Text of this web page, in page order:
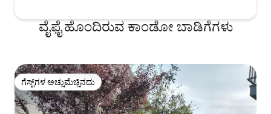
ವೈಫೈ ಹೊಂದಿರುವ ಕಾಂಡೋ ಬಾಡಿಗೆಗಳು
ಗೆಸ್ಟ್‌ಗಳ ಅಚ್ಚುಮೆಚ್ಚಿನದು
ಗೆಸ್ಟ್‌ಗಳ ಅಚ್ಚುಮೆಚ್ಚಿನದು